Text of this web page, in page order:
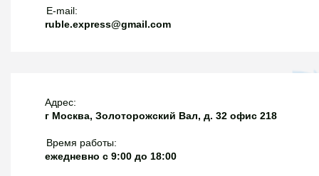
E-mail:
ruble.express@gmail.com
Адрес:
г Москва, Золоторожский Вал, д. 32 офис 218
Время работы:
ежедневно с 9:00 до 18:00